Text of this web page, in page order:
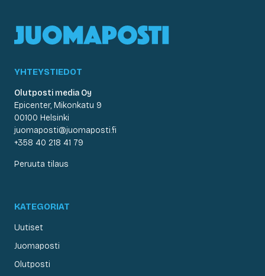
YHTEYSTIEDOT
Olutposti media Oy
Epicenter, Mikonkatu 9
00100 Helsinki
juomaposti@juomaposti.fi
+358 40 218 41 79
Peruuta tilaus
KATEGORIAT
Uutiset
Juomaposti
Olutposti